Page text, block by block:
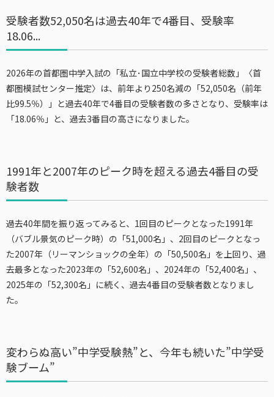
受験者数52,050名は過去40年で4番目、受験率
18.06...
2026年の首都圏中学入試の「私立･国立中学校の受験者総数」〈首
都圏模試センター推定〉は、前年より250名減の「52,050名（前年
比99.5％）」と過去40年で4番目の受験者数の多さとなり、受験率は
「18.06％」と、過去3番目の高さになりました。
1991年と2007年のピーク時を超える過去4番目の受
験者数
過去40年間を振り返ってみると、1回目のピークとなった1991年
（バブル景気のピーク時）の「51,000名」、2回目のピークとなっ
た2007年（リーマンショックの全年）の「50,500名」を上回り、過
去最多となった2023年の「52,600名」、2024年の「52,400名」、
2025年の「52,300名」に続く、過去4番目の受験者数となりまし
た。
変わらぬ高い”中学受験熱”と、今年も続いた”中学受
験ブーム”